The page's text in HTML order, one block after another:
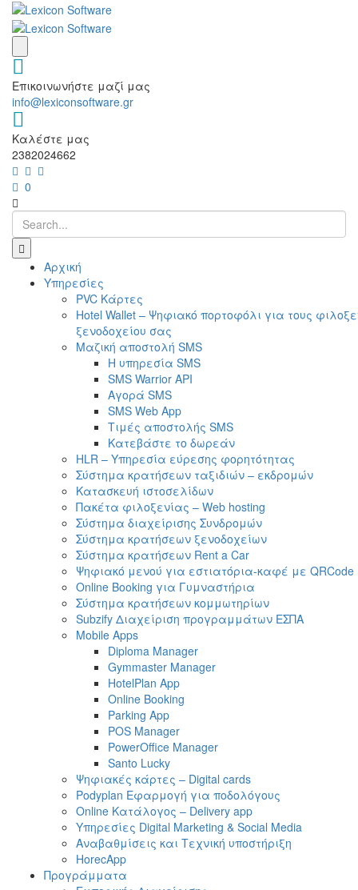
Επικοινωνήστε μαζί μας
info@lexiconsoftware.gr
Καλέστε μας
2382024662
0
Αρχική
Υπηρεσίες
PVC Κάρτες
Hotel Wallet – Ψηφιακό πορτοφόλι για τους
ξενοδοχείου σας
Μαζική αποστολή SMS
Η υπηρεσία SMS
SMS Warrior API
Αγορά SMS
SMS Web App
Τιμές αποστολής SMS
Κατεβάστε το δωρεάν
HLR – Υπηρεσία εύρεσης φορητότητας
Σύστημα κρατήσεων ταξιδιών – εκδρομών
Κατασκευή ιστοσελίδων
Πακέτα φιλοξενίας – Web hosting
Σύστημα διαχείρισης Συνδρομών
Σύστημα κρατήσεων ξενοδοχείων
Σύστημα κρατήσεων Rent a Car
Ψηφιακό μενού για εστιατόρια-καφέ με QRCode
Online Booking για Γυμναστήρια
Σύστημα κρατήσεων κομμωτηρίων
Subzify Διαχείριση προγραμμάτων ΕΣΠΑ
Mobile Apps
Diploma Manager
Gymmaster Manager
HotelPlan App
Online Booking
Parking App
POS Manager
PowerOffice Manager
Santo Lucky
Ψηφιακές κάρτες – Digital cards
Podyplan Εφαρμογή για ποδολόγους
Online Κατάλογος – Delivery app
Υπηρεσίες Digital Marketing & Social Media
Αναβαθμίσεις και Τεχνική υποστήριξη
HorecApp
Προγράμματα